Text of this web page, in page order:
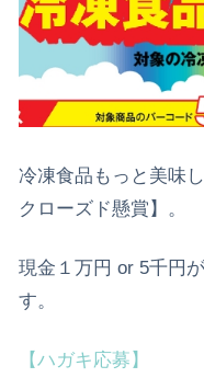
冷凍食品もっと美味
クローズド懸賞】。
現金１万円 or 5千円
す。
【ハガキ応募】